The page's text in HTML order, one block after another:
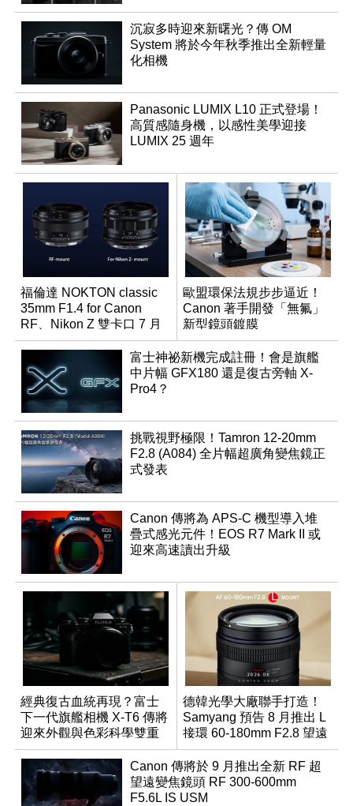
沉寂多時迎來新曙光？傳 OM
System 將於今年秋季推出全新輕量
化相機
Panasonic LUMIX L10 正式登場！
高質感隨身機，以感性美學迎接
LUMIX 25 週年
福倫達 NOKTON classic
35mm F1.4 for Canon
RF、Nikon Z 雙卡口 7 月
同步登台
歐盟環保法規步步逼近！
Canon 著手開發「無氟」
新型鏡頭鍍膜
富士神祕新機完成註冊！會是旗艦
中片幅 GFX180 還是復古旁軸 X-
Pro4？
挑戰視野極限！Tamron 12-20mm
F2.8 (A084) 全片幅超廣角變焦鏡正
式發表
Canon 傳將為 APS-C 機型導入堆
疊式感光元件！EOS R7 Mark II 或
迎來高速讀出升級
經典復古血統再現？富士
下一代旗艦相機 X-T6 傳將
迎來外觀與色彩科學雙重
優化
德韓光學大廠聯手打造！
Samyang 預告 8 月推出 L
接環 60-180mm F2.8 望遠
變焦鏡
Canon 傳將於 9 月推出全新 RF 超
望遠變焦鏡頭 RF 300-600mm
F5.6L IS USM